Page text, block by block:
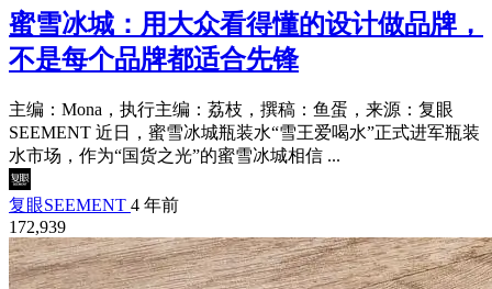
蜜雪冰城：用大众看得懂的设计做品牌，
不是每个品牌都适合先锋
主编：Mona，执行主编：荔枝，撰稿：鱼蛋，来源：复眼
SEEMENT 近日，蜜雪冰城瓶装水“雪王爱喝水”正式进军瓶装
水市场，作为“国货之光”的蜜雪冰城相信 ...
复眼SEEMENT 4 年前
172,939